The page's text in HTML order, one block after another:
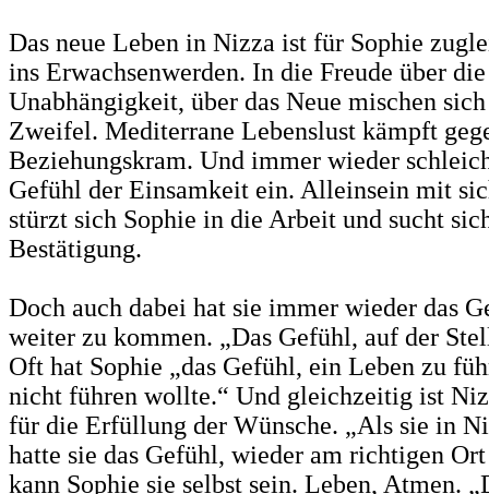
Das neue Leben in Nizza ist für Sophie
ins Erwachsenwerden. In die Freude über die
Unabhängigkeit, über das Neue mischen
Zweifel. Mediterrane Lebenslust kämpft
Beziehungskram. Und immer wieder
Gefühl der Einsamkeit ein. Alleinsein mit
stürzt sich Sophie in die Arbeit und sucht
Bestätigung.
Doch auch dabei hat sie immer wieder das
weiter zu kommen. „Das Gefühl, auf der
Oft hat Sophie „das Gefühl, ein Leben zu
nicht führen wollte.“ Und gleichzeitig ist
für die Erfüllung der Wünsche. „Als sie in
hatte sie das Gefühl, wieder am richtigen
kann Sophie sie selbst sein. Leben, Atmen.